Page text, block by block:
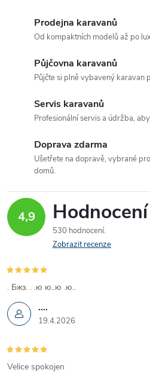
k
y
v
p
i
s
u
Prodejna karavanů
Od kompaktních modelů až po
Půjčovna karavanů
Půjčte si plně vybavený karavan
Servis karavanů
Profesionální servis a údržba,
Doprava zdarma
Ušetřete na dopravě, vybrané
domů.
4,9
530 hodnocení
Zobrazit recenze
....
19.4.2026
. Бжз. . .ю ю..ю .ю..
Velice spokojen